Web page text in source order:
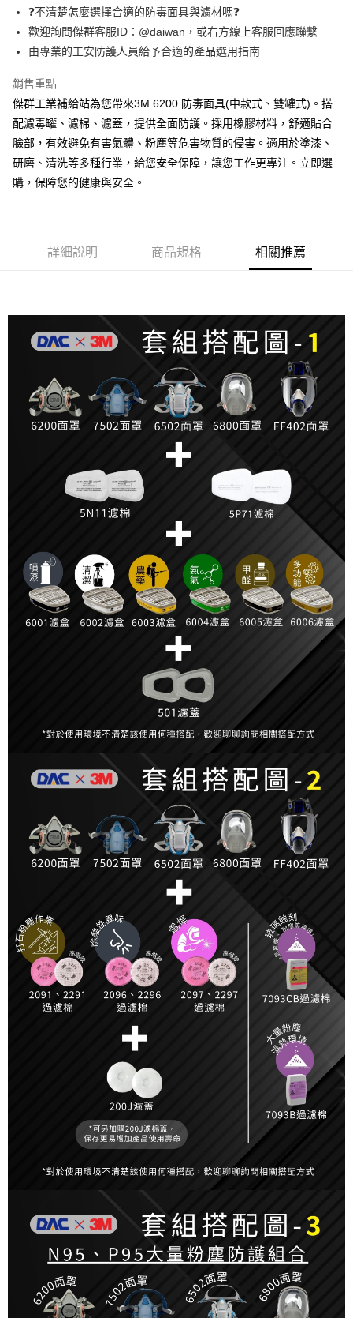
運送方式
全家取貨付款
每筆NT$60
付款後全家取貨
每筆NT$60
7-11取貨付款
每筆NT$60
付款後7-11取貨
每筆NT$200，滿NT$5,000(含以上)免運費
❓不清楚怎麼選擇合適的防毒面具與濾材嗎❓
歡迎詢問傑群客服ID：@daiwan，或右方線上客服回應聯繫
由專業的工安防護人員給予合適的產品選用指南
銷售重點
傑群工業補給站為您帶來3M 6200 防毒面具(中款式、雙罐式)。搭
配濾毒罐、濾棉、濾蓋，提供全面防護。採用橡膠材料，舒適貼合
臉部，有效避免有害氣體、粉塵等危害物質的侵害。適用於塗漆、
研磨、清洗等多種行業，給您安全保障，讓您工作更專注。立即選
購，保障您的健康與安全。
詳細說明 商品規格 相關推薦